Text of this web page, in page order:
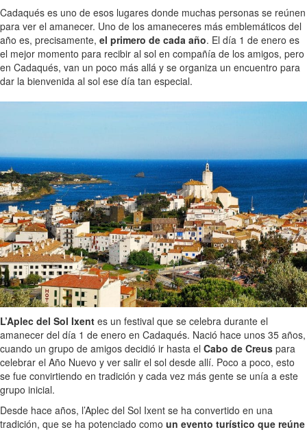
Cadaqués es uno de esos lugares donde muchas personas se reúnen
para ver el amanecer. Uno de los amaneceres más emblemáticos del
año es, precisamente, el primero de cada año. El día 1 de enero es
el mejor momento para recibir al sol en compañía de los amigos, pero
en Cadaqués, van un poco más allá y se organiza un encuentro para
dar la bienvenida al sol ese día tan especial.
L’Aplec del Sol Ixent es un festival que se celebra durante el
amanecer del día 1 de enero en Cadaqués. Nació hace unos 35 años,
cuando un grupo de amigos decidió ir hasta el Cabo de Creus para
celebrar el Año Nuevo y ver salir el sol desde allí. Poco a poco, esto
se fue convirtiendo en tradición y cada vez más gente se unía a este
grupo inicial.
Desde hace años, l’Aplec del Sol Ixent se ha convertido en una
tradición, que se ha potenciado como un evento turístico que reúne